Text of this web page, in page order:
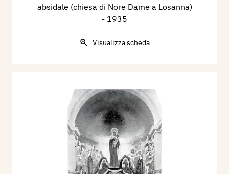
absidale (chiesa di Nore Dame a Losanna)
- 1935
Visualizza scheda